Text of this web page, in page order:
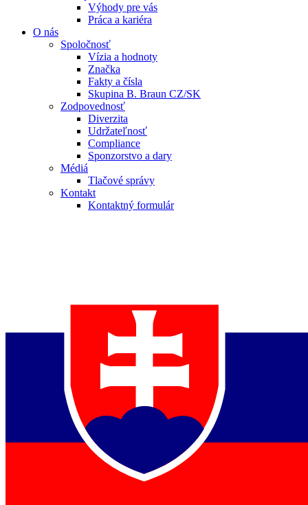
Výhody pre vás
Práca a kariéra
O nás
Spoločnosť
Vízia a hodnoty
Značka
Fakty a čísla
Skupina B. Braun CZ/SK
Zodpovednosť
Diverzita
Udržateľnosť
Compliance
Sponzorstvo a dary
Médiá
Tlačové správy
Kontakt
Kontaktný formulár